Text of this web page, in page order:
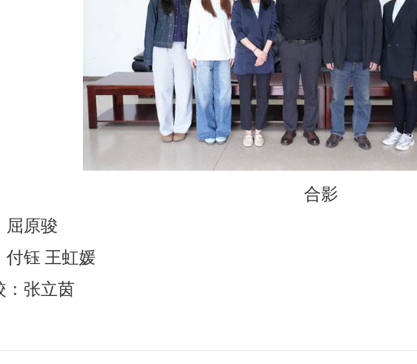
合影
屈原骏
付钰 王虹媛
：张立茵